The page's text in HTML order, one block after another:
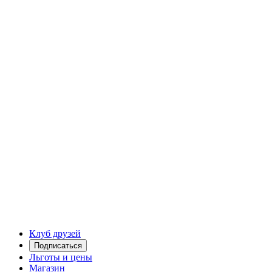
Клуб друзей
Подписаться
Льготы и цены
Магазин